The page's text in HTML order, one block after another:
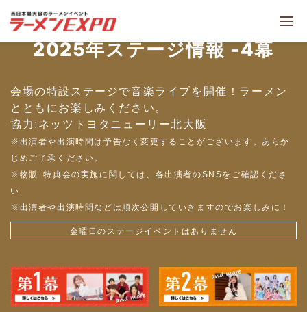
2025年ステージ情報 -4幕
会場の特設ステージで音楽ライブを開催！ラーメン
とともにお楽しみください。
協力:ネッツトヨタニューリー北大阪
※出演者や出演時間は予告なく変更することがございます。あらか
じめご了承ください。
※物販･特典会の実施に関しては、各出演者のSNSをご確認くださ
い
※出演者や出演時間などは順次公開していきますのでお楽しみに！
金曜日のステージイベントはありません